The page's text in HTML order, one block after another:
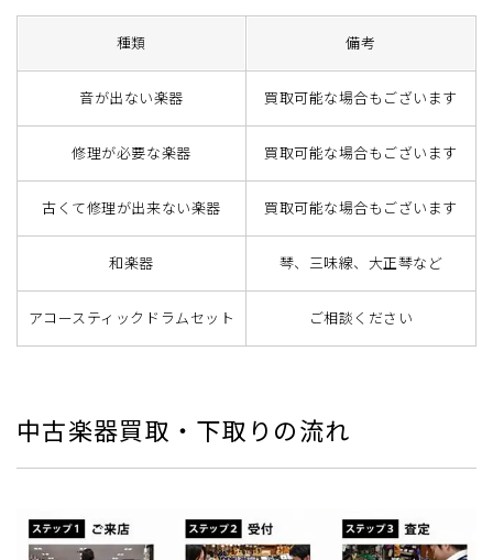
種類 備考
音が出ない楽器 買取可能な場合もございます
修理が必要な楽器 買取可能な場合もございます
古くて修理が出来ない楽器 買取可能な場合もございます
和楽器 琴、三味線、大正琴など
アコースティックドラムセット ご相談ください
中古楽器買取・下取りの流れ